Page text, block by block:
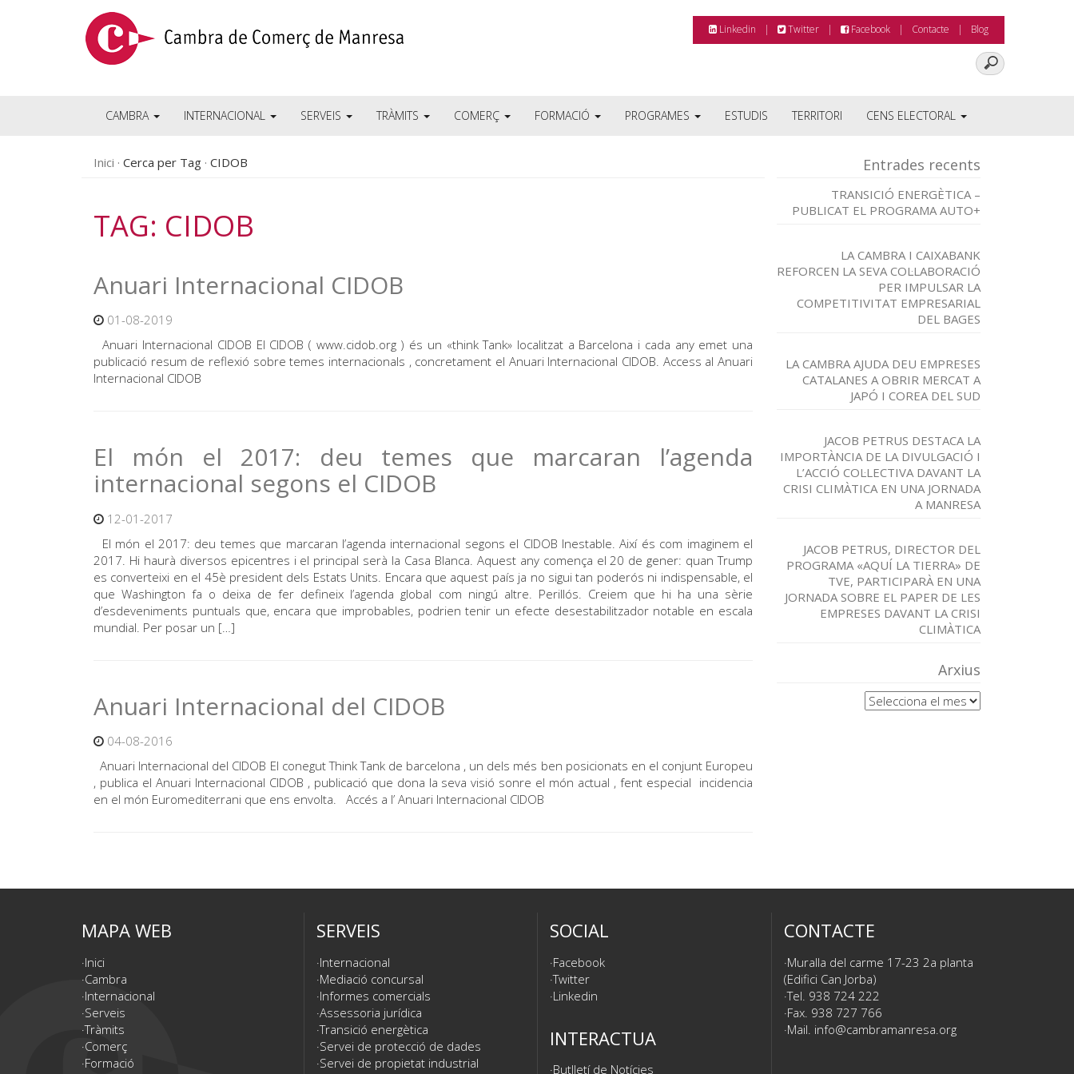
Linkedin Twitter Facebook Contacte Blog
CAMBRA INTERNACIONAL SERVEIS TRÀMITS COMERÇ FORMACIÓ PROGRAMES ESTUDIS TERRITORI CENS ELECTORAL
Inici Cerca per Tag CIDOB
TAG: CIDOB
Anuari Internacional CIDOB
01-08-2019
Anuari Internacional CIDOB El CIDOB ( www.cidob.org ) és un «think Tank» localitzat a Barcelona i cada any emet una
publicació resum de reflexió sobre temes internacionals , concretament el Anuari Internacional CIDOB. Access al Anuari
Internacional CIDOB
El món el 2017: deu temes que marcaran l’agenda
internacional segons el CIDOB
12-01-2017
El món el 2017: deu temes que marcaran l’agenda internacional segons el CIDOB Inestable. Així és com imaginem el
2017. Hi haurà diversos epicentres i el principal serà la Casa Blanca. Aquest any comença el 20 de gener: quan Trump
es converteixi en el 45è president dels Estats Units. Encara que aquest país ja no sigui tan poderós ni indispensable, el
que Washington fa o deixa de fer defineix l’agenda global com ningú altre. Perillós. Creiem que hi ha una sèrie
d’esdeveniments puntuals que, encara que improbables, podrien tenir un efecte desestabilitzador notable en escala
mundial. Per posar un […]
Anuari Internacional del CIDOB
04-08-2016
Anuari Internacional del CIDOB El conegut Think Tank de barcelona , un dels més ben posicionats en el conjunt Europeu
, publica el Anuari Internacional CIDOB , publicació que dona la seva visió sonre el món actual , fent especial incidencia
en el món Euromediterrani que ens envolta. Accés a l’ Anuari Internacional CIDOB
Entrades recents
TRANSICIÓ ENERGÈTICA –
PUBLICAT EL PROGRAMA AUTO+
LA CAMBRA I CAIXABANK
REFORCEN LA SEVA COL·LABORACIÓ
PER IMPULSAR LA
COMPETITIVITAT EMPRESARIAL
DEL BAGES
LA CAMBRA AJUDA DEU EMPRESES
CATALANES A OBRIR MERCAT A
JAPÓ I COREA DEL SUD
JACOB PETRUS DESTACA LA
IMPORTÀNCIA DE LA DIVULGACIÓ I
L’ACCIÓ COL·LECTIVA DAVANT LA
CRISI CLIMÀTICA EN UNA JORNADA
A MANRESA
JACOB PETRUS, DIRECTOR DEL
PROGRAMA «AQUÍ LA TIERRA» DE
TVE, PARTICIPARÀ EN UNA
JORNADA SOBRE EL PAPER DE LES
EMPRESES DAVANT LA CRISI
CLIMÀTICA
Arxius
Arxius
MAPA WEB
Inici
Cambra
Internacional
Serveis
Tràmits
Comerç
Formació
SERVEIS
Internacional
Mediació concursal
Informes comercials
Assessoria jurídica
Transició energètica
Servei de protecció de dades
Servei de propietat industrial
SOCIAL
Facebook
Twitter
Linkedin
INTERACTUA
Butlletí de Notícies
CONTACTE
Muralla del carme 17-23 2a planta
(Edifici Can Jorba)
Tel. 938 724 222
Fax. 938 727 766
Mail. info@cambramanresa.org